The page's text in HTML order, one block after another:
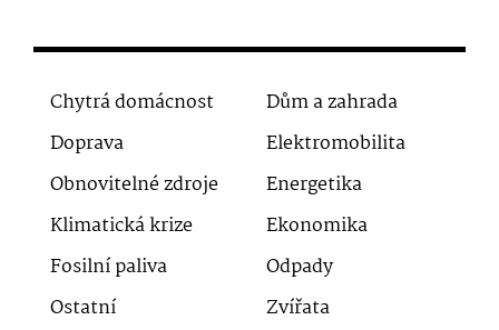
Chytrá domácnost
Dům a zahrada
Doprava
Elektromobilita
Obnovitelné zdroje
Energetika
Klimatická krize
Ekonomika
Fosilní paliva
Odpady
Ostatní
Zvířata